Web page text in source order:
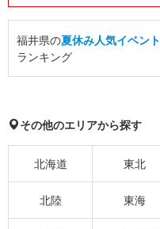
福井県の夏休み人気イベント
ランキング
その他のエリアから探す
北海道 東北
北陸 東海